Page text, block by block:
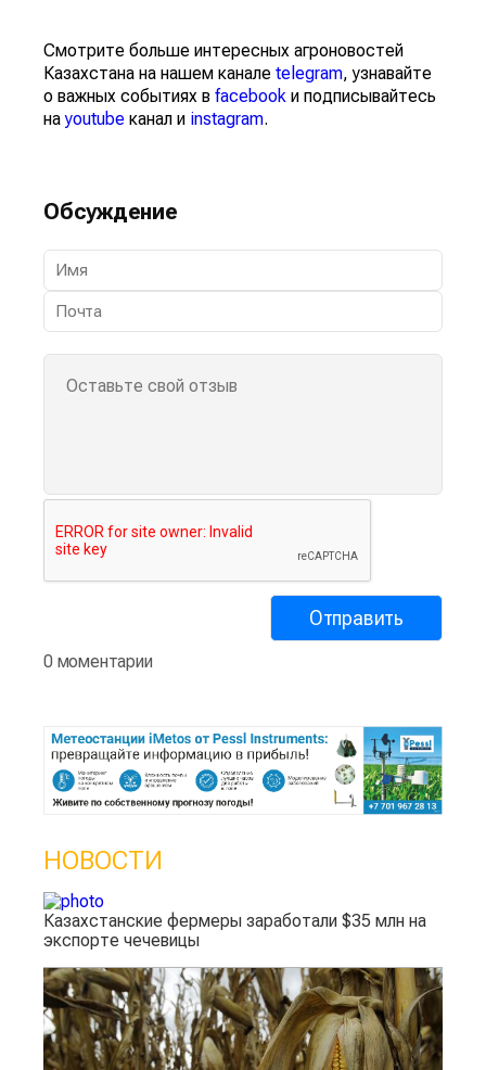
Смотрите больше интересных агроновостей
Казахстана на нашем канале telegram, узнавайте
о важных событиях в facebook и подписывайтесь
наyoutube канал и instagram.
Обсуждение
0 моментарии
НОВОСТИ
Казахстанские фермеры заработали $35 млн на
экспорте чечевицы